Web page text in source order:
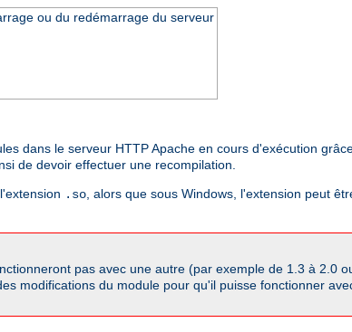
ou du redémarrage du serveur
dans le serveur HTTP Apache en cours d'exécution
de devoir effectuer une recompilation.
.so, alors que sous Windows, l'extension peut
pas avec une autre (par exemple de 1.3 à 2.0
modifications du module pour qu'il puisse fonctionner